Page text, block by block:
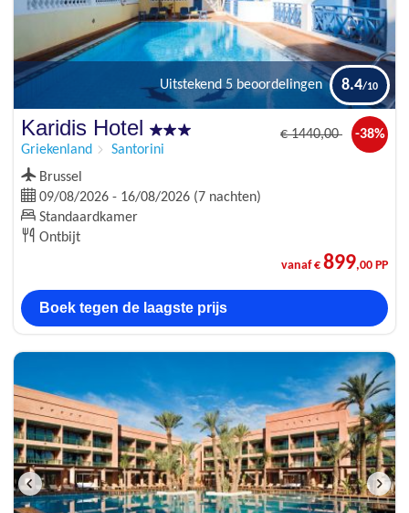
Uitstekend 5 beoordelingen 8.4
Karidis Hotel
Griekenland Santorini
€1440,00 -38%
Brussel
09/08/2026 - 16/08/2026 (7 nachten)
Standaardkamer
Ontbijt
vanaf € 899,00 PP
Boek tegen de laagste prijs